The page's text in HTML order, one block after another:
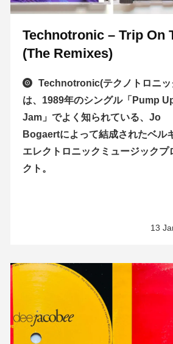
Technotronic – Trip On
(The Remixes)
Technotronic(テクノトロニッ
は、1989年のシングル「Pump
Jam」でよく知られている、Jo
Bogaertによって結成されたベル
エレクトロニックミュージックプ
クト。
13